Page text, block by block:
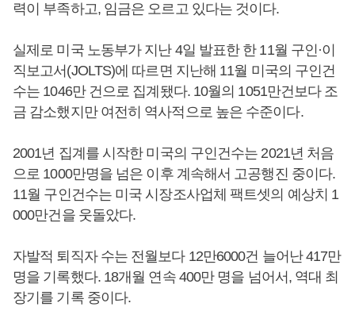
력이 부족하고, 임금은 오르고 있다는 것이다.
실제로 미국 노동부가 지난 4일 발표한 한 11월 구인·이
직보고서(JOLTS)에 따르면 지난해 11월 미국의 구인건
수는 1046만 건으로 집계됐다. 10월의 1051만건보다 조
금 감소했지만 여전히 역사적으로 높은 수준이다.
2001년 집계를 시작한 미국의 구인건수는 2021년 처음
으로 1000만명을 넘은 이후 계속해서 고공행진 중이다.
11월 구인건수는 미국 시장조사업체 팩트셋의 예상치 1
000만건을 웃돌았다.
자발적 퇴직자 수는 전월보다 12만6000건 늘어난 417만
명을 기록했다. 18개월 연속 400만 명을 넘어서, 역대 최
장기를 기록 중이다.